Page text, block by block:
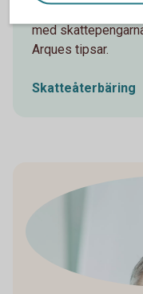
med
Arques tipsar.
Skatteåterbäring